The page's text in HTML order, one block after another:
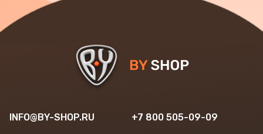
INFO@BY-SHOP.RU +7 800 505-09-09